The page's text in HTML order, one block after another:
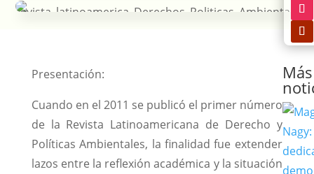
Presentación:
Cuando en el 2011 se publicó el primer número
de la Revista Latinoamericana de Derecho y
Políticas Ambientales, la finalidad fue extender
lazos entre la reflexión académica y la situación
Más